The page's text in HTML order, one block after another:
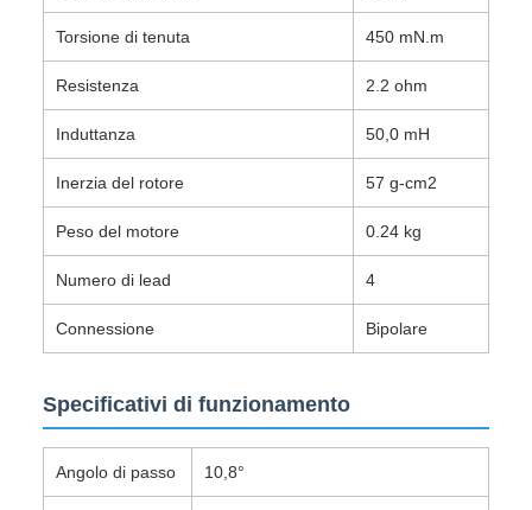
Torsione di tenuta 450 mN.m
Resistenza 2.2 ohm
Induttanza 50,0 mH
Inerzia del rotore 57 g-cm2
Peso del motore 0.24 kg
Numero di lead 4
Connessione Bipolare
Specificativi di funzionamento
Angolo di passo 10,8°